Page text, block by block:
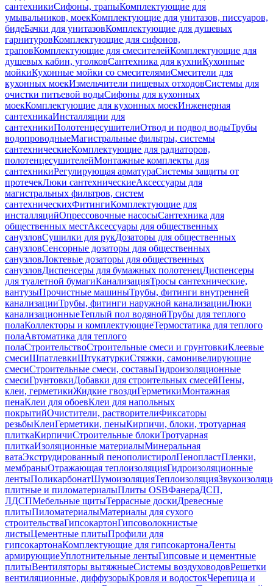
сантехникиСифоны, трапыКомплектующие для
умывальников, моекКомплектующие для унитазов, писсуаров,
бидеБачки для унитазовКомплектующие для душевых
гарнитуровКомплектующие для сифонов,
траповКомплектующие для смесителейКомплектующие для
душевых кабин, уголковСантехника для кухниКухонные
мойкиКухонные мойки со смесителямиСмесители для
кухонных моекИзмельчители пищевых отходовСистемы для
очистки питьевой водыСифоны для кухонных
моекКомплектующие для кухонных моекИнженерная
сантехникаИнсталляции для
сантехникиПолотенцесушителиОтвод и подвод водыТрубы
водопроводныеМагистральные фильтры, системы
сантехническиеКомплектующие для радиаторов,
полотенцесушителейМонтажные комплекты для
сантехникиРегулирующая арматураСистемы защиты от
протечекЛюки сантехническиеАксессуары для
магистральных фильтров, систем
сантехническихФитингиКомплектующие для
инсталляцийОпрессовочные насосыСантехника для
общественных местАксессуары для общественных
санузловСушилки для рукДозаторы для общественных
санузловСенсорные дозаторы для общественных
санузловЛоктевые дозаторы для общественных
санузловДиспенсеры для бумажных полотенецДиспенсеры
для туалетной бумагиКанализацияТросы сантехнические,
вантузыПрочистные машиныТрубы, фитинги внутренней
канализацииТрубы, фитинги наружной канализацииЛюки
канализационныеТеплый пол водянойТрубы для теплого
полаКоллекторы и комплектующиеТермостатика для теплого
полаАвтоматика для теплого
полаСтроительствоСтроительные смеси и грунтовкиКлеевые
смесиШпатлевкиШтукатуркиСтяжки, самонивелирующие
смесиСтроительные смеси, составыГидроизоляционные
смесиГрунтовкиДобавки для строительных смесейПены,
клеи, герметикиЖидкие гвоздиГерметикиМонтажная
пенаКлеи для обоевКлеи для напольных
покрытийОчистители, растворителиФиксаторы
резьбыКлеиГерметики, пеныКирпичи, блоки, тротуарная
плиткаКирпичиСтроительные блокиТротуарная
плиткаИзоляционные материалыМинеральная
ватаЭкструдированный пенополистиролПенопластПленки,
мембраныОтражающая теплоизоляцияГидроизоляционные
лентыПоликарбонатШумоизоляцияТеплоизоляция
плитные и пиломатериалыПлиты OSBФанераДСП,
ЛДСПМебельные щитыТеррасные доскиДревесные
плитыПиломатериалыМатериалы для сухого
строительстваГипсокартонГипсоволокнистые
листыЦементные плитыПрофили для
гипсокартонаКомплектующие для гипсокартонаЛенты
армирующиеУплотнительные лентыГипсовые и цементные
плитыВентиляторы вытяжныеСистемы воздуховодовРешетки
вентиляционные, диффузорыКровля и водостокЧерепица и